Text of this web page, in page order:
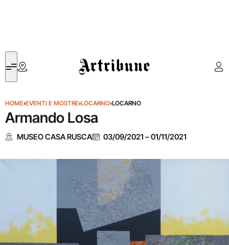
Artribune
HOME›EVENTI E MOSTRE›LOCARNO›LOCARNO
Armando Losa
MUSEO CASA RUSCA 03/09/2021 –01/11/2021